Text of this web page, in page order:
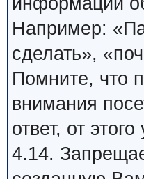
Например:
сделать»,
Помните, что
внимания
ответ, от
4.14.